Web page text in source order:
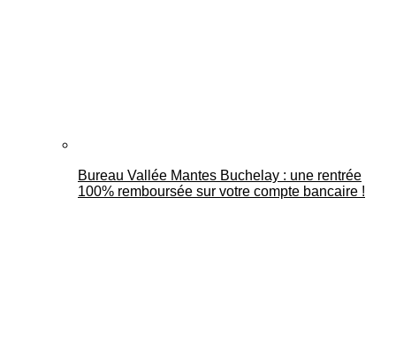
Bureau Vallée Mantes Buchelay : une rentrée
100% remboursée sur votre compte bancaire !